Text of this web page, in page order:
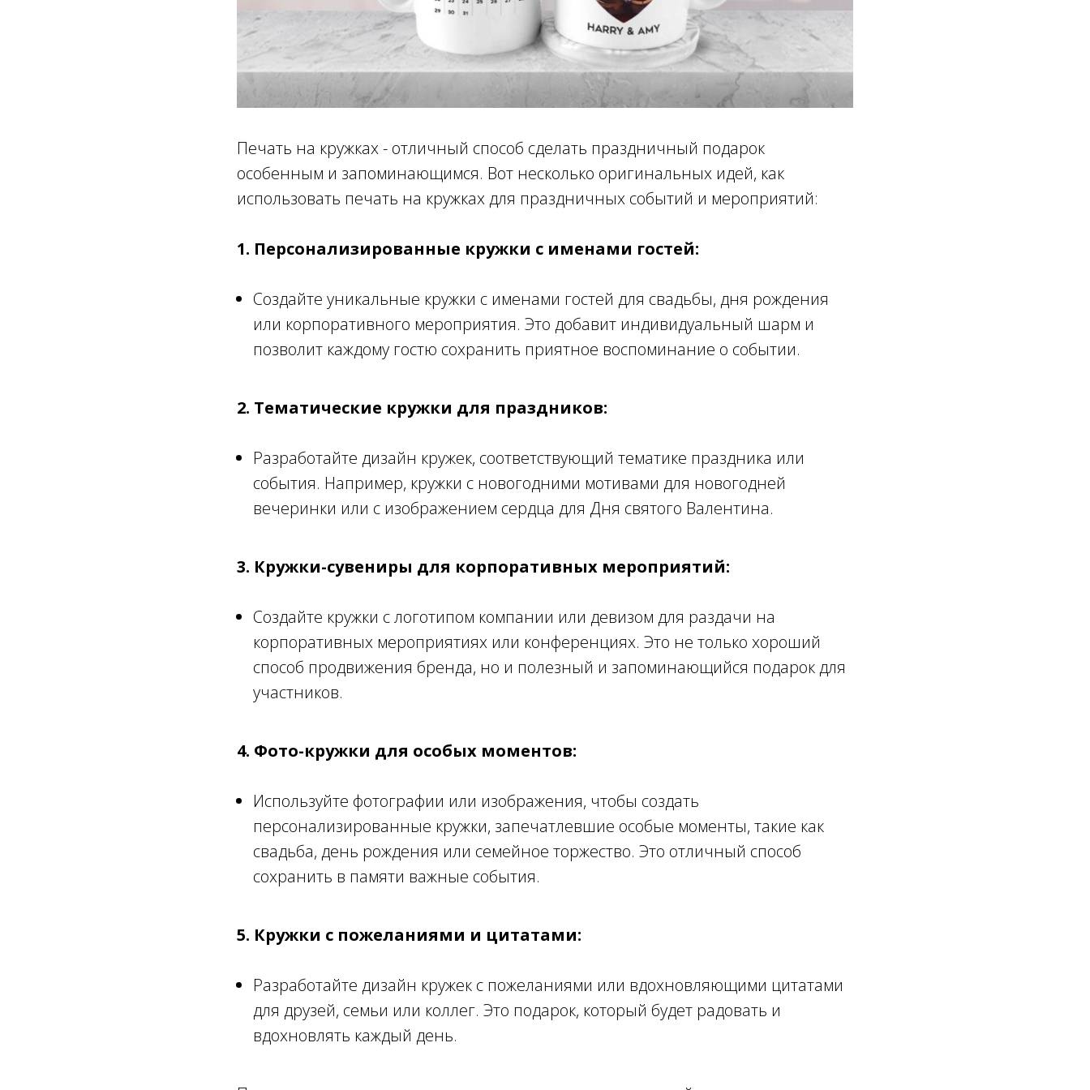
Печать на кружках - отличный способ сделать праздничный подарок
особенным и запоминающимся. Вот несколько оригинальных идей, как
использовать печать на кружках для праздничных событий и мероприятий:
1. Персонализированные кружки с именами гостей:
Создайте уникальные кружки с именами гостей для свадьбы, дня рождения
или корпоративного мероприятия. Это добавит индивидуальный шарм и
позволит каждому гостю сохранить приятное воспоминание о событии.
2. Тематические кружки для праздников:
Разработайте дизайн кружек, соответствующий тематике праздника или
события. Например, кружки с новогодними мотивами для новогодней
вечеринки или с изображением сердца для Дня святого Валентина.
3. Кружки-сувениры для корпоративных мероприятий:
Создайте кружки с логотипом компании или девизом для раздачи на
корпоративных мероприятиях или конференциях. Это не только хороший
способ продвижения бренда, но и полезный и запоминающийся подарок для
участников.
4. Фото-кружки для особых моментов:
Используйте фотографии или изображения, чтобы создать
персонализированные кружки, запечатлевшие особые моменты, такие как
свадьба, день рождения или семейное торжество. Это отличный способ
сохранить в памяти важные события.
5. Кружки с пожеланиями и цитатами:
Разработайте дизайн кружек с пожеланиями или вдохновляющими цитатами
для друзей, семьи или коллег. Это подарок, который будет радовать и
вдохновлять каждый день.